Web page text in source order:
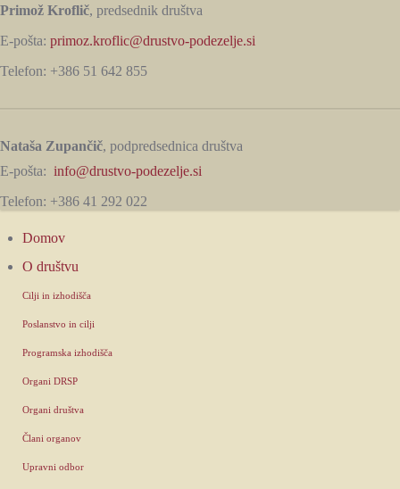
Primož Kroflič, predsednik društva
E-pošta: primoz.kroflic@drustvo-podezelje.si
Telefon: +386 51 642 855
Nataša Zupančič, podpredsednica društva
E-pošta: info@drustvo-podezelje.si
Telefon: +386 41 292 022
Domov
O društvu
Cilji in izhodišča
Poslanstvo in cilji
Programska izhodišča
Organi DRSP
Organi društva
Člani organov
Upravni odbor